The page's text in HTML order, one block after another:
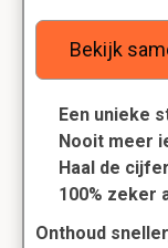
Bekijk
Een unieke
Nooit meer
Haal de
100% zeker
Onthoud